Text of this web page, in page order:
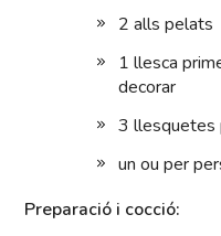
2 alls pelats
1 llesca
decorar
3 llesquetes
un ou per
Preparació i cocció: